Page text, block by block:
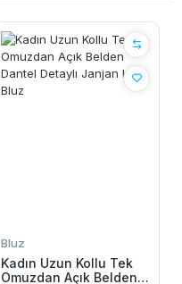
Bluz
Kadın Uzun Kollu Tek
Omuzdan Açık Belden